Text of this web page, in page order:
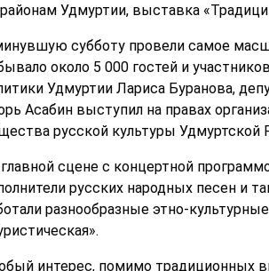
Удмуртии, выставка
субботу провели самое
около 5 000 гостей и
Удмуртии Лариса Буранова,
Асабин выступил на правах
русской культуры Удмуртской
сцене с концертной
русских народных песен и
разнообразные этно-
интерес, помимо традиционных